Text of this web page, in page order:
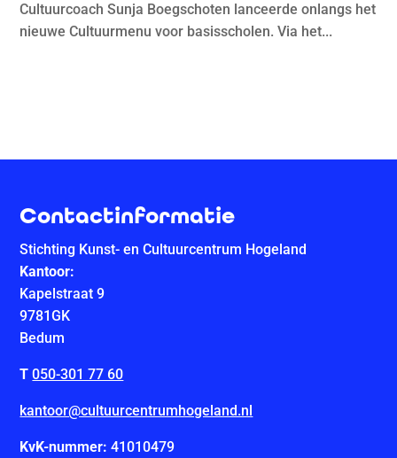
Cultuurcoach Sunja Boegschoten lanceerde onlangs het
nieuwe Cultuurmenu voor basisscholen. Via het...
Contactinformatie
Stichting Kunst- en Cultuurcentrum Hogeland
Kantoor:
Kapelstraat 9
9781GK
Bedum
T 050-301 77 60
kantoor@cultuurcentrumhogeland.nl
KvK-nummer: 41010479